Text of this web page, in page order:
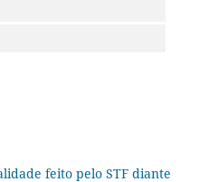
feito pelo STF diante